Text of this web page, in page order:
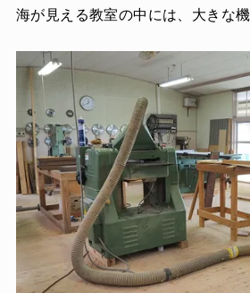
海が見える教室の中には、大きな